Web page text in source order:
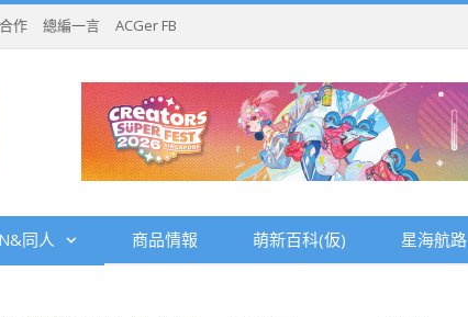
作 總編一言 ACGer FB
同人 商品情報 萌新百科(仮) 星海航路